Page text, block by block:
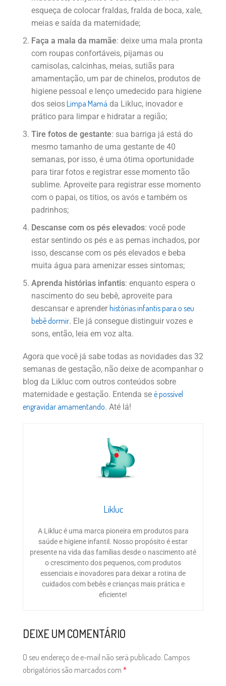
esqueça de colocar fraldas, fralda de boca, xale,
meias e saída da maternidade;
Faça a mala da mamãe: deixe uma mala pronta
com roupas confortáveis, pijamas ou
camisolas, calcinhas, meias, sutiãs para
amamentação, um par de chinelos, produtos de
higiene pessoal e lenço umedecido para higiene
dos seiosLimpa Mamá da Likluc, inovador e
prático para limpar e hidratar a região;
Tire fotos de gestante: sua barriga já está do
mesmo tamanho de uma gestante de 40
semanas, por isso, é uma ótima oportunidade
para tirar fotos e registrar esse momento tão
sublime. Aproveite para registrar esse momento
com o papai, os titios, os avós e também os
padrinhos;
Descanse com os pés elevados: você pode
estar sentindo os pés e as pernas inchados, por
isso, descanse com os pés elevados e beba
muita água para amenizar esses sintomas;
Aprenda histórias infantis: enquanto espera o
nascimento do seu bebê, aproveite para
descansar e aprender histórias infantis para o seu
bebê dormir. Ele já consegue distinguir vozes e
sons, então, leia em voz alta.
Agora que você já sabe todas as novidades das 32
semanas de gestação, não deixe de acompanhar o
blog da Likluc com outros conteúdos sobre
maternidade e gestação. Entenda se é possível
engravidar amamentando. Até lá!
Likluc
A Likluc é uma marca pioneira em produtos para
saúde e higiene infantil. Nosso propósito é estar
presente na vida das famílias desde o nascimento até
o crescimento dos pequenos, com produtos
essenciais e inovadores para deixar a rotina de
cuidados com bebês e crianças mais prática e
eficiente!
DEIXE UM COMENTÁRIO
O seu endereço de e-mail não será publicado. Campos
obrigatórios são marcados com *